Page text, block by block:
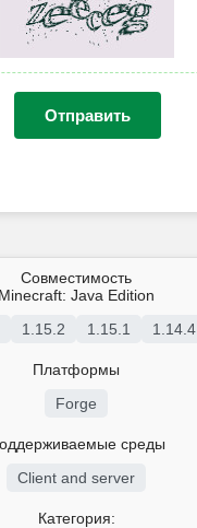
Отправить
Совместимость
Minecraft: Java Edition
1.15.2 1.15.1 1.14.4
Платформы
Forge
среды
Client and server
Категория: